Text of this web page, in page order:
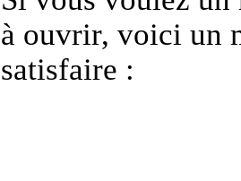
à ouvrir, voici un
satisfaire :